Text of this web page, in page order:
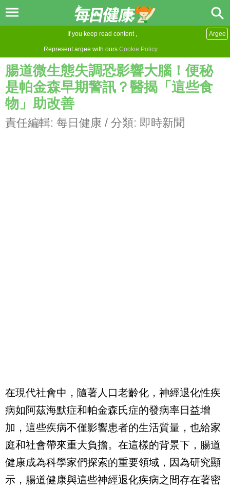
If you keep read content ,
Represent argee with ours Cookie Policy .
Argee
腸道微生態失調恐影響大腦！便秘
是帕金森早期警訊？醫揭「這些食
物」助改善
責任編輯: 每日健康 / 分類: 即時新聞
在現代社會中，隨著人口老齡化，神經退化性疾
病如阿茲海默症和帕金森氏症的發病率日益增
加，這些疾病不僅影響患者的生活質量，也給家
庭和社會帶來重大負擔。在這樣的背景下，腸道
健康成為科學家們探索的重要領域，因為研究顯
示，腸道健康與這些神經退化疾病之間存在著密